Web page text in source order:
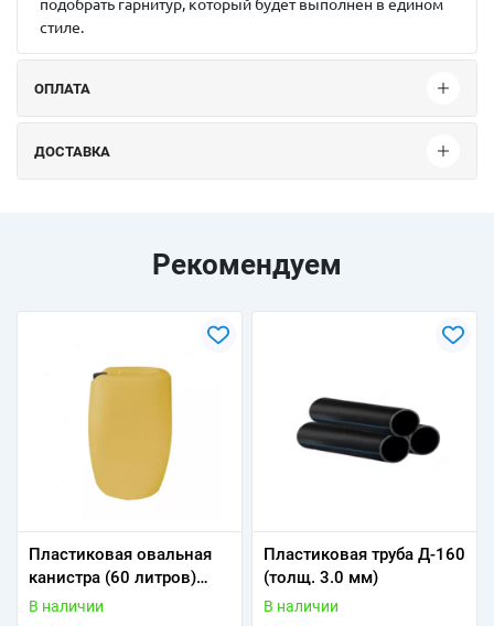
подобрать гарнитур, который будет выполнен в едином
стиле.
ОПЛАТА
ДОСТАВКА
Рекомендуем
Пластиковая овальная
канистра (60 литров)
2.25 кг
В наличии
Пластиковая труба Д-160
(толщ. 3.0 мм)
В наличии